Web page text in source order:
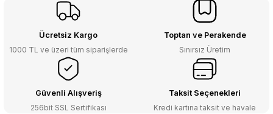
Ücretsiz Kargo
1000 TL ve üzeri tüm siparişlerde
Toptan ve Perakende
Sınırsız Üretim
Güvenli Alışveriş
256bit SSL Sertifikası
Taksit Seçenekleri
Kredi kartına taksit ve havale